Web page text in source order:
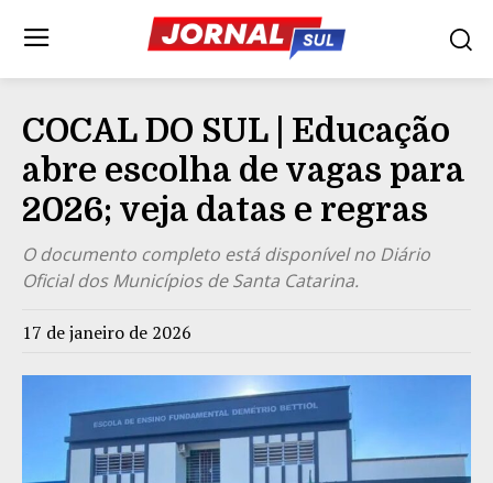
COCAL DO SUL | Educação
abre escolha de vagas para
2026; veja datas e regras
O documento completo está disponível no Diário
Oficial dos Municípios de Santa Catarina.
17 de janeiro de 2026